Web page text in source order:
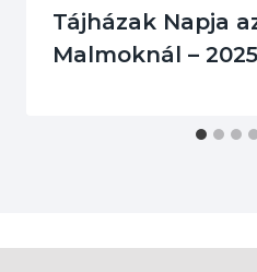
Tájházak Napja
Malmoknál –